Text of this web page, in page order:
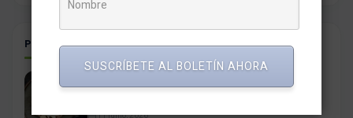
POSTS RELACIONADOS
Estabilidad financiera: El BCRP decide mantener la
11 junio, 2026
SUSCRÍBETE AL BOLETÍN AHORA